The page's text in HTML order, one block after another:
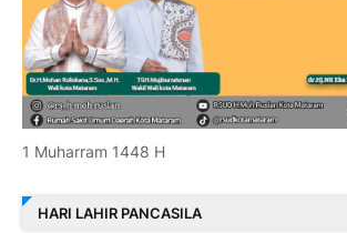
1 Muharram 1448 H
HARI LAHIR PANCASILA